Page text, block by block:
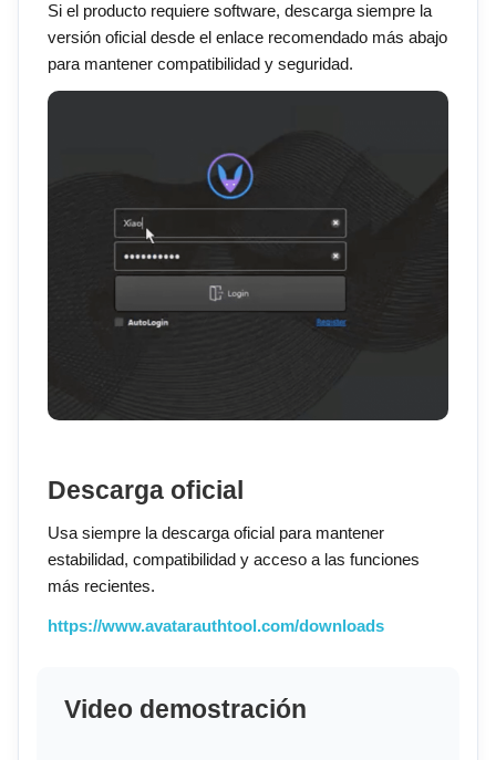
Si el producto requiere software, descarga siempre la
versión oficial desde el enlace recomendado más abajo
para mantener compatibilidad y seguridad.
Descarga oficial
Usa siempre la descarga oficial para mantener
estabilidad, compatibilidad y acceso a las funciones
más recientes.
https://www.avatarauthtool.com/downloads
Video demostración